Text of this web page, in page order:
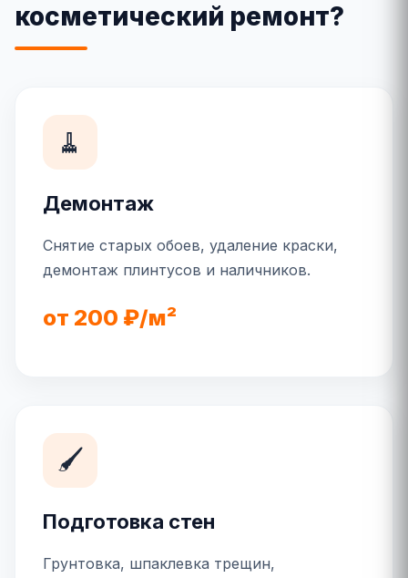
косметический ремонт?
🧹
Демонтаж
Снятие старых обоев, удаление краски,
демонтаж плинтусов и наличников.
от 200 ₽/м²
🖌️
Подготовка стен
Грунтовка, шпаклевка трещин,